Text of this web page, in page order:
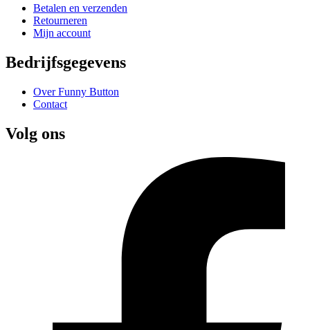
Betalen en verzenden
Retourneren
Mijn account
Bedrijfsgegevens
Over Funny Button
Contact
Volg ons